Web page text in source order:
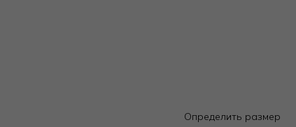
Определить размер